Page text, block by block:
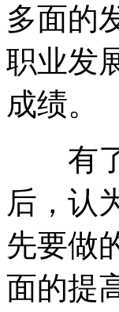
多面的
职业发
成绩。
有了
后，认
先要做
面的提